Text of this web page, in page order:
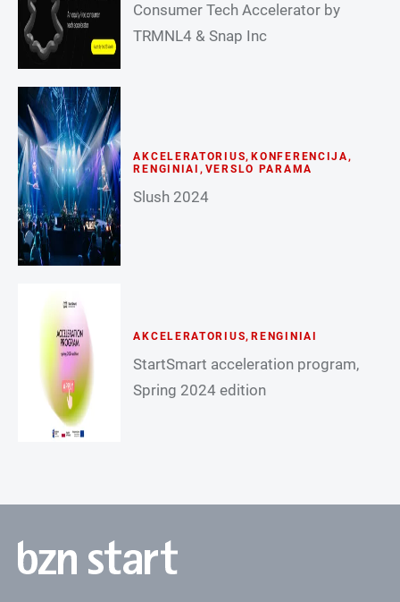
Consumer Tech Accelerator by
TRMNL4 & Snap Inc
AKCELERATORIUS, KONFERENCIJA,
RENGINIAI , VERSLO PARAMA
Slush 2024
AKCELERATORIUS, RENGINIAI
StartSmart acceleration program,
Spring 2024 edition